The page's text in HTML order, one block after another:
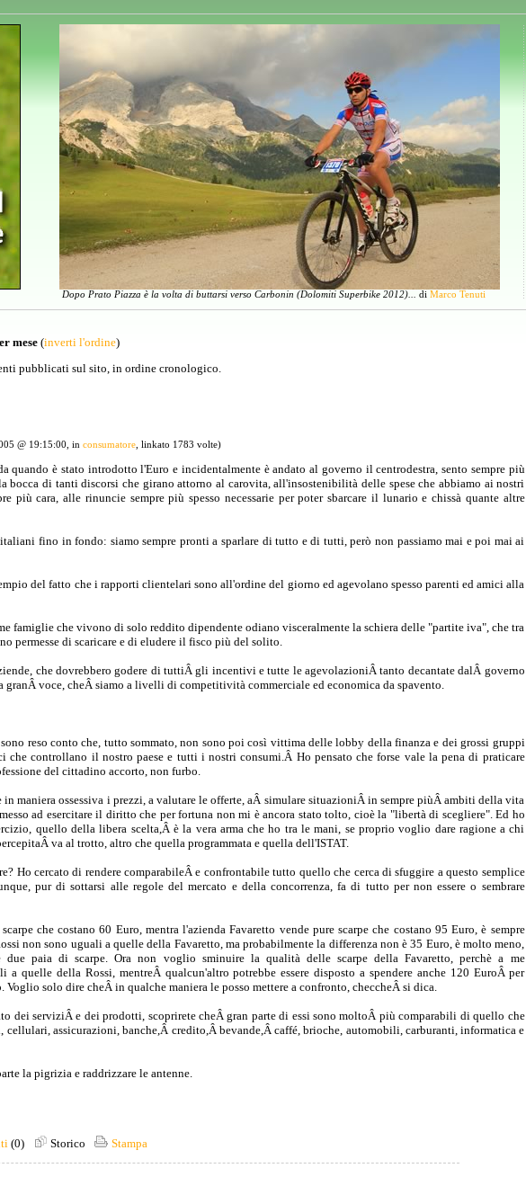
Dopo Prato Piazza è la volta di buttarsi verso Carbonin (Dolomiti Superbike 2012)... di Marco Tenuti
mese(inverti l'ordine)
pubblicati sul sito, in ordine cronologico.
@ 19:15:00, in consumatore, linkato 1783 volte)
quando è stato introdotto l'Euro e incidentalmente è andato al governo il centrodestra, sento sempre più
bocca di tanti discorsi che girano attorno al carovita, all'insostenibilità delle spese che abbiamo ai nostri
più cara, alle rinuncie sempre più spesso necessarie per poter sbarcare il lunario e chissà quante altre
fino in fondo: siamo sempre pronti a sparlare di tutto e di tutti, però non passiamo mai e poi mai ai
del fatto che i rapporti clientelari sono all'ordine del giorno ed agevolano spesso parenti ed amici alla
famiglie che vivono di solo reddito dipendente odiano visceralmente la schiera delle "partite iva", che tra
permesse di scaricare e di eludere il fisco più del solito.
che dovrebbero godere di tuttiÂ gli incentivi e tutte le agevolazioniÂ tanto decantate dalÂ governo
voce, cheÂ siamo a livelli di competitività commerciale ed economica da spavento.
reso conto che, tutto sommato, non sono poi così vittima delle lobby della finanza e dei grossi gruppi
che controllano il nostro paese e tutti i nostri consumi.Â Ho pensato che forse vale la pena di praticare
del cittadino accorto, non furbo.
in maniera ossessiva i prezzi, a valutare le offerte, aÂ simulare situazioniÂ in sempre piùÂ ambiti della vita
ad esercitare il diritto che per fortuna non mi è ancora stato tolto, cioè la "libertà di scegliere". Ed ho
quello della libera scelta,Â è la vera arma che ho tra le mani, se proprio voglio dare ragione a chi
va al trotto, altro che quella programmata e quella dell'ISTAT.
Ho cercato di rendere comparabileÂ e confrontabile tutto quello che cerca di sfuggire a questo semplice
pur di sottarsi alle regole del mercato e della concorrenza, fa di tutto per non essere o sembrare
che costano 60 Euro, mentra l'azienda Favaretto vende pure scarpe che costano 95 Euro, è sempre
non sono uguali a quelle della Favaretto, ma probabilmente la differenza non è 35 Euro, è molto meno,
due paia di scarpe. Ora non voglio sminuire la qualità delle scarpe della Favaretto, perchè a me
a quelle della Rossi, mentreÂ qualcun'altro potrebbe essere disposto a spendere anche 120 EuroÂ per
Voglio solo dire cheÂ in qualche maniera le posso mettere a confronto, checcheÂ si dica.
dei serviziÂ e dei prodotti, scoprirete cheÂ gran parte di essi sono moltoÂ più comparabili di quello che
cellulari, assicurazioni, banche,Â credito,Â bevande,Â caffé, brioche, automobili, carburanti, informatica e
la pigrizia e raddrizzare le antenne.
(0) Storico Stampa